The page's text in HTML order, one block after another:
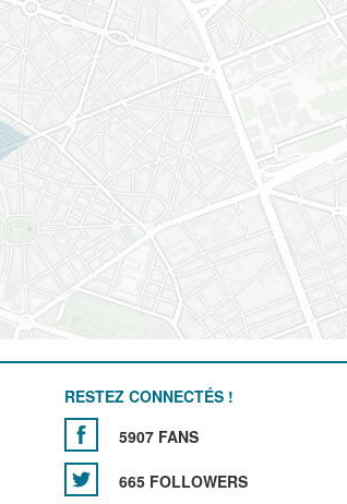
RESTEZ CONNECTÉS !
5907 FANS
665 FOLLOWERS